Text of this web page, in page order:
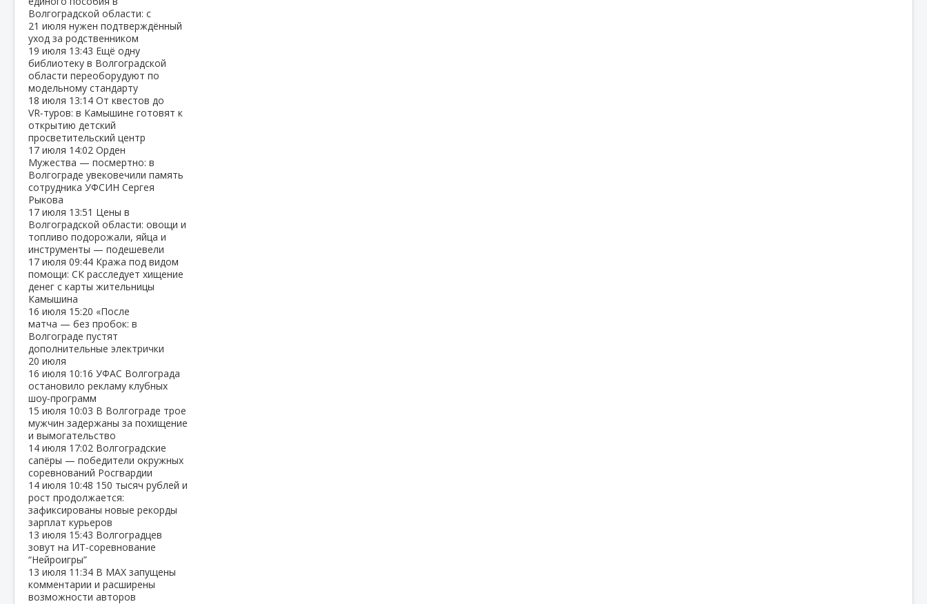
Волгоградской области: с
21 июля нужен подтверждённый
уход за родственником
19 июля 13:43 Ещё одну
библиотеку в Волгоградской
области переоборудуют по
модельному стандарту
18 июля 13:14 От квестов до
VR‑туров: в Камышине готовят к
открытию детский
просветительский центр
17 июля 14:02 Орден
Мужества — посмертно: в
Волгограде увековечили память
сотрудника УФСИН Сергея
Рыкова
17 июля 13:51 Цены в
Волгоградской области: овощи и
топливо подорожали, яйца и
инструменты — подешевели
17 июля 09:44 Кража под видом
помощи: СК расследует хищение
денег с карты жительницы
Камышина
16 июля 15:20 «После
матча — без пробок: в
Волгограде пустят
дополнительные электрички
20 июля
16 июля 10:16 УФАС Волгограда
остановило рекламу клубных
шоу‑программ
15 июля 10:03 В Волгограде трое
мужчин задержаны за похищение
и вымогательство
14 июля 17:02 Волгоградские
сапёры — победители окружных
соревнований Росгвардии
14 июля 10:48 150 тысяч рублей и
рост продолжается:
зафиксированы новые рекорды
зарплат курьеров
13 июля 15:43 Волгоградцев
зовут на ИТ‑соревнование
“Нейроигры”
13 июля 11:34 В МАХ запущены
комментарии и расширены
возможности авторов